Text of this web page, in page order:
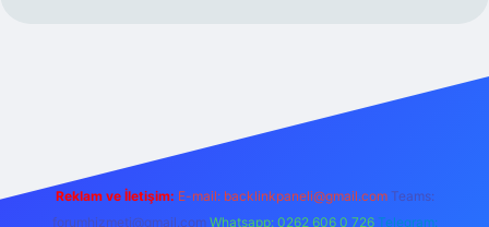
Reklam ve İletişim: E-mail: backlinkpaneli@gmail.com Teams:
forumhizmeti@gmail.com Whatsapp: 0262 606 0 726 Telegram: